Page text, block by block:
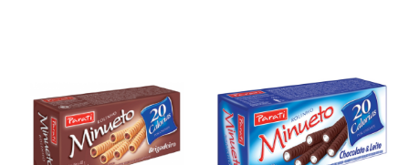
COMPARAR
LISTA DE DESEJO